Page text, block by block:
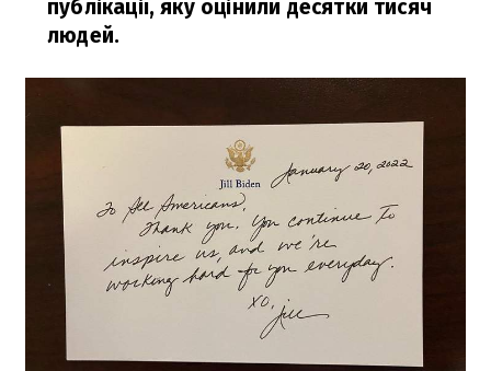
публікації, яку оцінили десятки тисяч
людей.